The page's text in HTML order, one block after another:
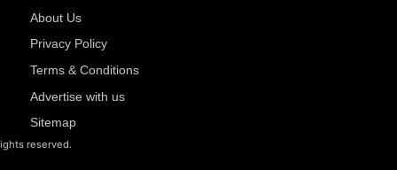
About Us
Privacy Policy
Terms & Conditions
Advertise with us
Sitemap
reserved.